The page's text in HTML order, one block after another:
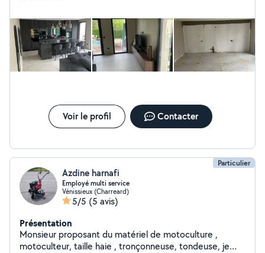
Voir le profil Contacter
Particulier
Azdine harnafi
Employé multi service
Vénissieux (Charreard)
5/5 (5 avis)
Présentation
Monsieur proposant du matériel de motoculture ,
motoculteur, taille haie , tronçonneuse, tondeuse, je